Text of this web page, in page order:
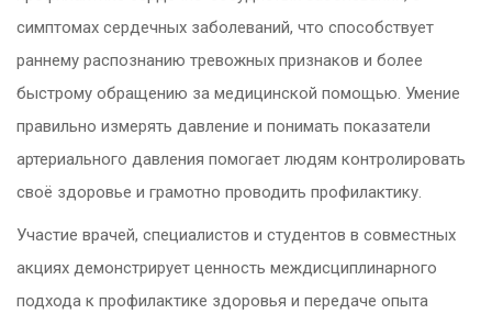
симптомах сердечных заболеваний, что способствует
раннему распознанию тревожных признаков и более
быстрому обращению за медицинской помощью. Умение
правильно измерять давление и понимать показатели
артериального давления помогает людям контролировать
своё здоровье и грамотно проводить профилактику.
Участие врачей, специалистов и студентов в совместных
акциях демонстрирует ценность междисциплинарного
подхода к профилактике здоровья и передаче опыта